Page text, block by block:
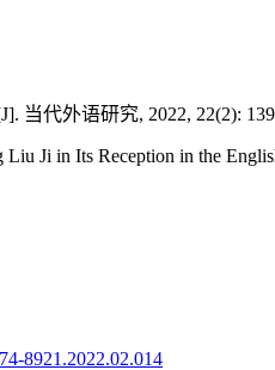
当代外语研究, 2022, 22(2):
Ji in Its Reception in the
8921.2022.02.014